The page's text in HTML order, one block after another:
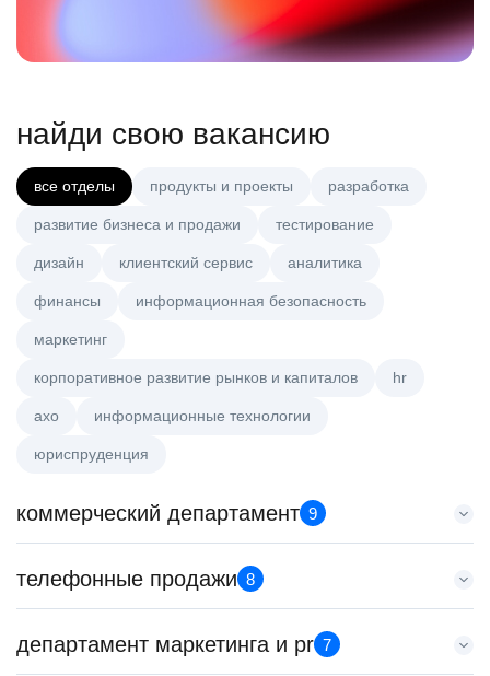
найди свою вакансию
все отделы продукты и проекты разработка
развитие бизнеса и продажи тестирование
дизайн клиентский сервис аналитика
финансы информационная безопасность
маркетинг
корпоративное развитие рынков и капиталов hr
axo информационные технологии
юриспруденция
коммерческий департамент 9
Тренер по развитию компетенций продаж
HeadHunter::Коммерческий департамент
з/п не указана
телефонные продажи 8
Менеджер по продажам в сегменте среднего и крупного
бизнеса
департамент маркетинга и pr 7